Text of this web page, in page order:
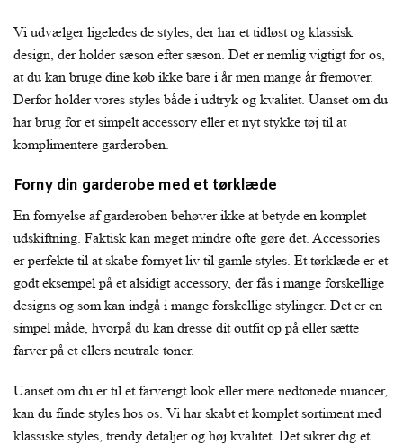
Vi udvælger ligeledes de styles, der har et tidløst og klassisk
design, der holder sæson efter sæson. Det er nemlig vigtigt for os,
at du kan bruge dine køb ikke bare i år men mange år fremover.
Derfor holder vores styles både i udtryk og kvalitet. Uanset om du
har brug for et simpelt accessory eller et nyt stykke tøj til at
komplimentere garderoben.
Forny din garderobe med et tørklæde
En fornyelse af garderoben behøver ikke at betyde en komplet
udskiftning. Faktisk kan meget mindre ofte gøre det. Accessories
er perfekte til at skabe fornyet liv til gamle styles. Et tørklæde er et
godt eksempel på et alsidigt accessory, der fås i mange forskellige
designs og som kan indgå i mange forskellige stylinger. Det er en
simpel måde, hvorpå du kan dresse dit outfit op på eller sætte
farver på et ellers neutrale toner.
Uanset om du er til et farverigt look eller mere nedtonede nuancer,
kan du finde styles hos os. Vi har skabt et komplet sortiment med
klassiske styles, trendy detaljer og høj kvalitet. Det sikrer dig et